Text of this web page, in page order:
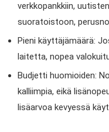
verkkopankkiin,
suoratoistoon,
Pieni käyttäjämäärä:
laitetta, nopea
Budjetti huomioiden:
kalliimpia, eikä
lisäarvoa kevyessä